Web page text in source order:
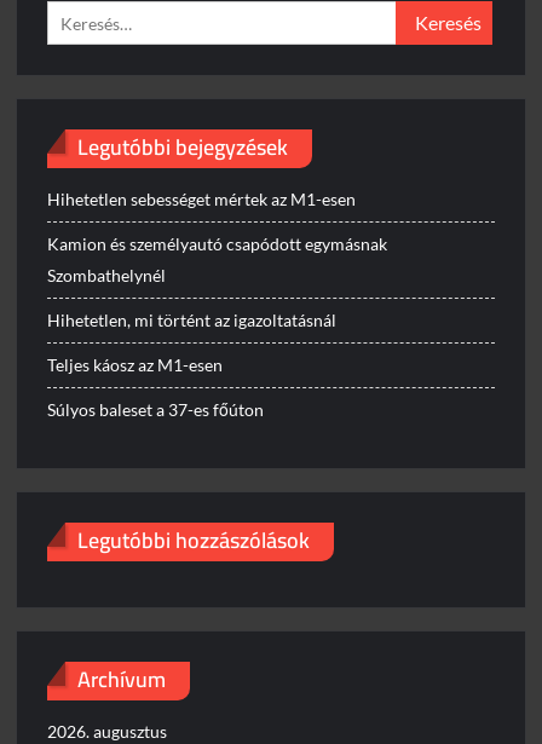
Keresés:
Legutóbbi bejegyzések
Hihetetlen sebességet mértek az M1-esen
Kamion és személyautó csapódott egymásnak
Szombathelynél
Hihetetlen, mi történt az igazoltatásnál
Teljes káosz az M1-esen
Súlyos baleset a 37-es főúton
Legutóbbi hozzászólások
Archívum
2026. augusztus